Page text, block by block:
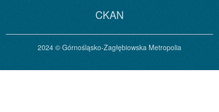
CKAN
2024 © Górnośląsko-Zagłębiowska Metropolia